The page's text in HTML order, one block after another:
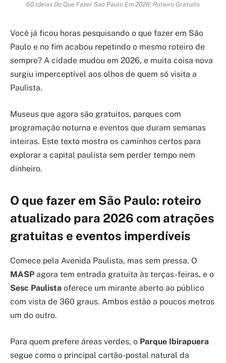
60 Ideias Do Que Fazer Sao Paulo Em 2026: Roteiro Gratuito
Você já ficou horas pesquisando o que fazer em São
Paulo e no fim acabou repetindo o mesmo roteiro de
sempre? A cidade mudou em 2026, e muita coisa nova
surgiu imperceptível aos olhos de quem só visita a
Paulista.
Museus que agora são gratuitos, parques com
programação noturna e eventos que duram semanas
inteiras. Este texto mostra os caminhos certos para
explorar a capital paulista sem perder tempo nem
dinheiro.
O que fazer em São Paulo: roteiro
atualizado para 2026 com atrações
gratuitas e eventos imperdíveis
Comece pela Avenida Paulista, mas sem pressa. O
MASP agora tem entrada gratuita às terças-feiras, e o
Sesc Paulista oferece um mirante aberto ao público
com vista de 360 graus. Ambos estão a poucos metros
um do outro.
Para quem prefere áreas verdes, o Parque Ibirapuera
segue como o principal cartão-postal natural da